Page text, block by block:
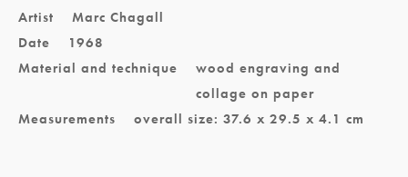
Artist
Marc Chagall
Date
1968
Material and technique
wood engraving and
collage on paper
Measurements
overall size: 37.6 x 29.5 x 4.1 cm